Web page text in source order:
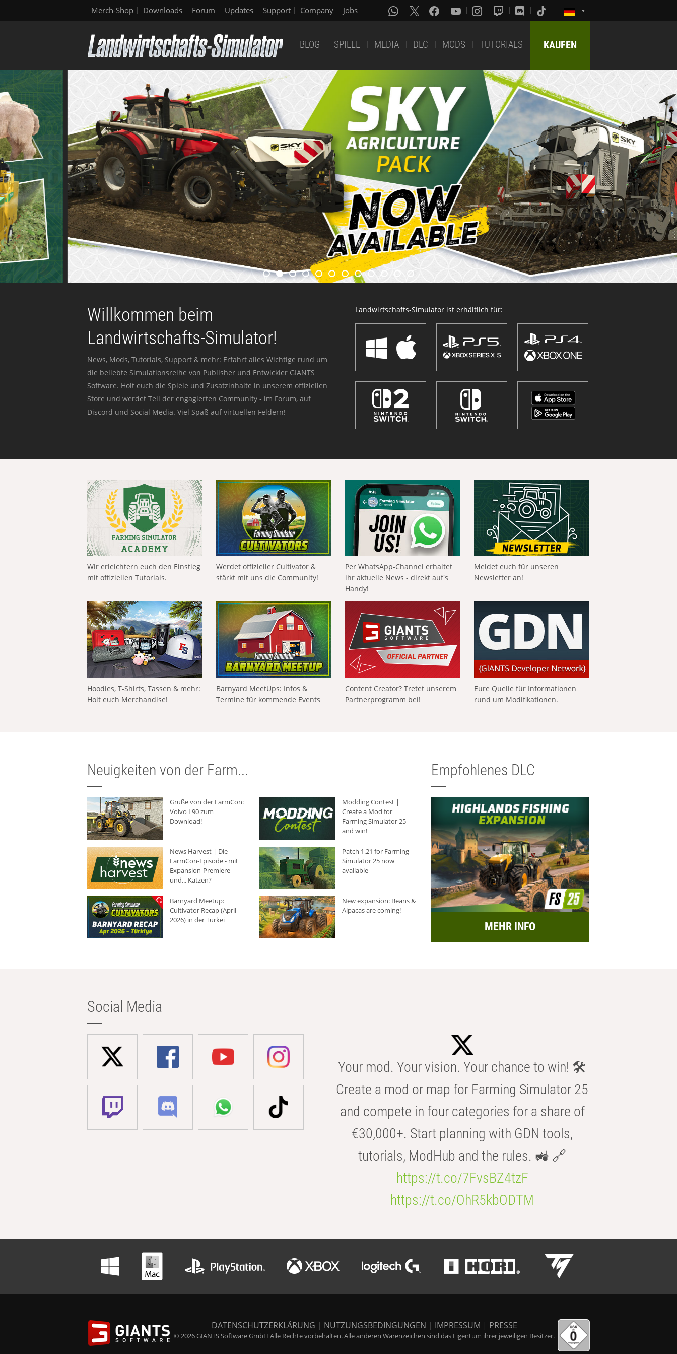
Merch-Shop Downloads Forum Updates Support Company Jobs
BLOG SPIELE MEDIA DLC MODS TUTORIALS KAUFEN
Willkommen beim
Landwirtschafts-Simulator!
News, Mods, Tutorials, Support & mehr: Erfahrt alles Wichtige rund um
die beliebte Simulationsreihe von Publisher und Entwickler GIANTS
Software. Holt euch die Spiele und Zusatzinhalte in unserem offiziellen
Store und werdet Teil der engagierten Community - im Forum, auf
Discord und Social Media. Viel Spaß auf virtuellen Feldern!
Landwirtschafts-Simulator ist erhältlich für:
Wir erleichtern euch den Einstieg
mit offiziellen Tutorials.
Werdet offizieller Cultivator &
stärkt mit uns die Community!
Per WhatsApp-Channel erhaltet
ihr aktuelle News - direkt auf's
Handy!
Meldet euch für unseren
Newsletter an!
Hoodies, T-Shirts, Tassen & mehr:
Holt euch Merchandise!
Barnyard MeetUps: Infos &
Termine für kommende Events
Content Creator? Tretet unserem
Partnerprogramm bei!
Eure Quelle für Informationen
rund um Modifikationen.
Neuigkeiten von der Farm...
Grüße von der FarmCon:
Volvo L90 zum
Download!
Modding Contest |
Create a Mod for
Farming Simulator 25
and win!
News Harvest | Die
FarmCon-Episode - mit
Expansion-Premiere
und... Katzen?
Patch 1.21 for Farming
Simulator 25 now
available
Barnyard Meetup:
Cultivator Recap (April
2026) in der Türkei
New expansion: Beans &
Alpacas are coming!
Empfohlenes DLC
MEHR INFO
Social Media
Your mod. Your vision. Your chance to win! 🛠️
Create a mod or map for Farming Simulator 25
and compete in four categories for a share of
€30,000+. Start planning with GDN tools,
tutorials, ModHub and the rules. 🚜 🔗
https://t.co/7FvsBZ4tzF
https://t.co/OhR5kbODTM
DATENSCHUTZERKLÄRUNG | NUTZUNGSBEDINGUNGEN | IMPRESSUM | PRESSE
© 2026 GIANTS Software GmbH Alle Rechte vorbehalten. Alle anderen Warenzeichen sind das Eigentum ihrer jeweiligen Besitzer.